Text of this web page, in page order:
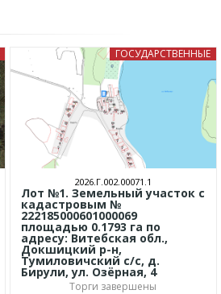
ГОСУДАРСТВЕННЫЕ
2026.Г.002.00071.1
Лот №1. Земельный участок с
кадастровым №
222185000601000069
площадью 0.1793 га по
адресу: Витебская обл.,
Докшицкий р-н,
Тумиловичский с/с, д.
Бирули, ул. Озёрная, 4
Торги завершены